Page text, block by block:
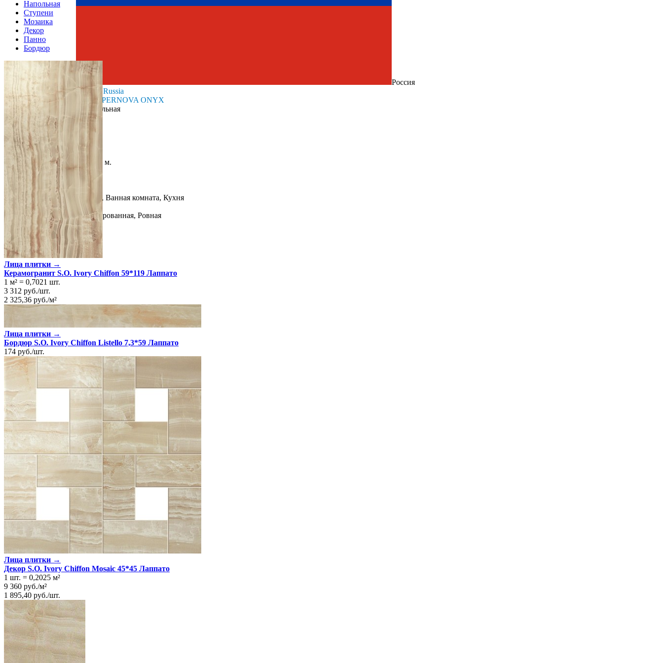
Страна производства
Россия
Производитель
Atlas Concord Russia
Коллекция
Atlas Concorde SUPERNOVA ONYX
Тип плитки
Настенная, Напольная
Размеры
Размеры
59х59 см
Толщина
9 мм
Ширина59 см
Длина59 см
Площадь в упаковке
1.044 кв. м.
Вес 1 упаковки 22.97 кг
Количество в коробке, шт.
Свойства
Назначение
Холл и прихожая, Ванная комната, Кухня
Материал Керамогранит
Поверхность Глянцевая/Полированная, Ровная
РектификацияДа
Цвет
Белый антик
Напольная
Ступени
Мозаика
Декор
Панно
Бордюр
Лица плитки →
Керамогранит S.O. Ivory Chiffon 59*119 Лаппато
1 м² = 0,7021 шт.
3 312 руб./шт.
2 325,36 руб./м²
Лица плитки →
Бордюр S.O. Ivory Chiffon Listello 7,3*59 Лаппато
174 руб./шт.
Лица плитки →
Декор S.O. Ivory Chiffon Mosaic 45*45 Лаппато
1 шт. = 0,2025 м²
9 360 руб./м²
1 895,40 руб./шт.